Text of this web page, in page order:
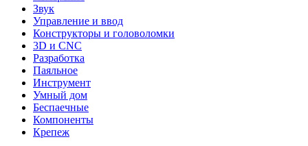
Звук
Управление и ввод
Конструкторы и головоломки
3D и CNC
Разработка
Паяльное
Инструмент
Умный дом
Беспаечные
Компоненты
Крепеж